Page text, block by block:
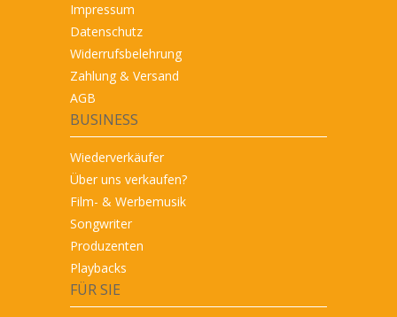
Impressum
Datenschutz
Widerrufsbelehrung
Zahlung & Versand
AGB
BUSINESS
Wiederverkäufer
Über uns verkaufen?
Film- & Werbemusik
Songwriter
Produzenten
Playbacks
FÜR SIE